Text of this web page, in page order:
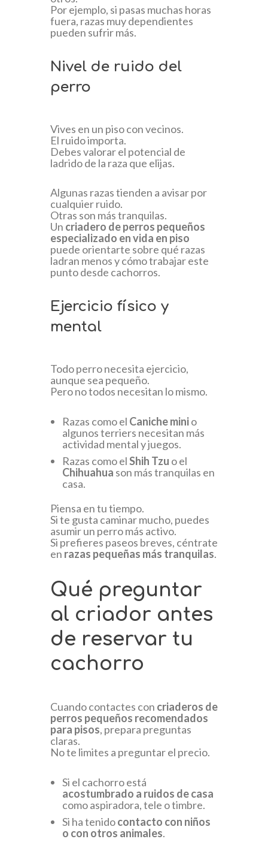
Por ejemplo, si pasas muchas horas
fuera, razas muy dependientes
pueden sufrir más.
Nivel de ruido del
perro
Vives en un piso con vecinos.
El ruido importa.
Debes valorar el potencial de
ladrido de la raza que elijas.
Algunas razas tienden a avisar por
cualquier ruido.
Otras son más tranquilas.
Un criadero de perros pequeños
especializado en vida en piso
puede orientarte sobre qué razas
ladran menos y cómo trabajar este
punto desde cachorros.
Ejercicio físico y
mental
Todo perro necesita ejercicio,
aunque sea pequeño.
Pero no todos necesitan lo mismo.
Razas como el Caniche minio
algunos terriers necesitan más
actividad mental y juegos.
Razas como elShih Tzu o el
Chihuahua son más tranquilas en
casa.
Piensa en tu tiempo.
Si te gusta caminar mucho, puedes
asumir un perro más activo.
Si prefieres paseos breves, céntrate
en razas pequeñas más tranquilas.
Qué preguntar
al criador antes
de reservar tu
cachorro
Cuando contactes con criaderos de
perros pequeños recomendados
para pisos, prepara preguntas
claras.
No te limites a preguntar el precio.
Si el cachorro está
acostumbrado a ruidos de casa
como aspiradora, tele o timbre.
Si ha tenidocontacto con niños
o con otros animales.